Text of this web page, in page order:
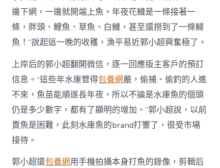
邊下網，一邊就開端上魚。年夜花鰱是一條接著一
條，胖頭、鯉魚、草魚、白鰱，甚至還撈到了一條鱘
魚！”說起這一晚的收穫，漁平易近郭小超興奮極了。
上岸后的郭小超翻開微信，逐一回應版主客戶的預訂
信息。“這些年水庫管得包養網嚴，偷捕、偷釣的人進
不來，魚苗能順遂長年夜，所以不論是水庫魚的個頭
仍是多少數字，都有了顯明的增加。”郭小超說，以前
賣魚是困難，此刻水庫魚的brand打響了，很受市場
接待。
郭小超還包養網用手機拍攝本身打魚的錄像，剪輯后